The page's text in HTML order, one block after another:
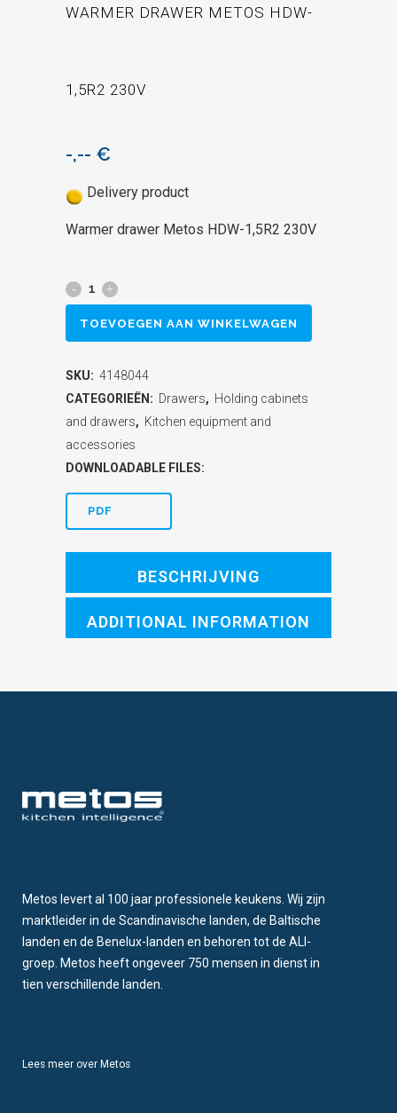
WARMER DRAWER METOS HDW-
1,5R2 230V
-,-- €
Delivery product
Warmer drawer Metos HDW-1,5R2 230V
Warmer
drawer
HDW-
1,5R2
230V
TOEVOEGEN AAN WINKELWAGEN
SKU: 4148044
CATEGORIEËN: Drawers, Holding cabinets
and drawers, Kitchen equipment and
accessories
DOWNLOADABLE FILES:
PDF
BESCHRIJVING
ADDITIONAL INFORMATION
Metos levert al 100 jaar professionele keukens. Wij zijn
marktleider in de Scandinavische landen, de Baltische
landen en de Benelux-landen en behoren tot de ALI-
groep. Metos heeft ongeveer 750 mensen in dienst in
tien verschillende landen.
Lees meer over Metos